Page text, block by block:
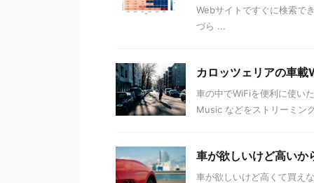
Webサイトですぐに検索で
づら ...
カロッツェリアの車
車の中でWiFiを便利に使い
Music などをストリーミン
車が欲しいけど高いか
車が欲しいけど高くて買え